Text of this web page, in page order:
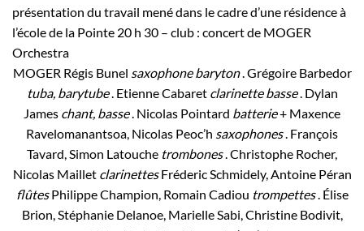
présentation du travail mené dans le cadre d’une résidence à
l’école de la Pointe 20 h 30 – club : concert de MOGER
Orchestra
MOGER Régis Bunel saxophone baryton. Grégoire Barbedor
tuba, barytube. Etienne Cabaret clarinette basse. Dylan
James chant, basse. Nicolas Pointard batterie+ Maxence
Ravelomanantsoa, Nicolas Peoc’h saxophones. François
Tavard, Simon Latouche trombones. Christophe Rocher,
Nicolas Maillet clarinettesFréderic Schmidely, Antoine Péran
flûtesPhilippe Champion, Romain Cadiou trompettes. Élise
Brion, Stéphanie Delanoe, Marielle Sabi, Christine Bodivit,